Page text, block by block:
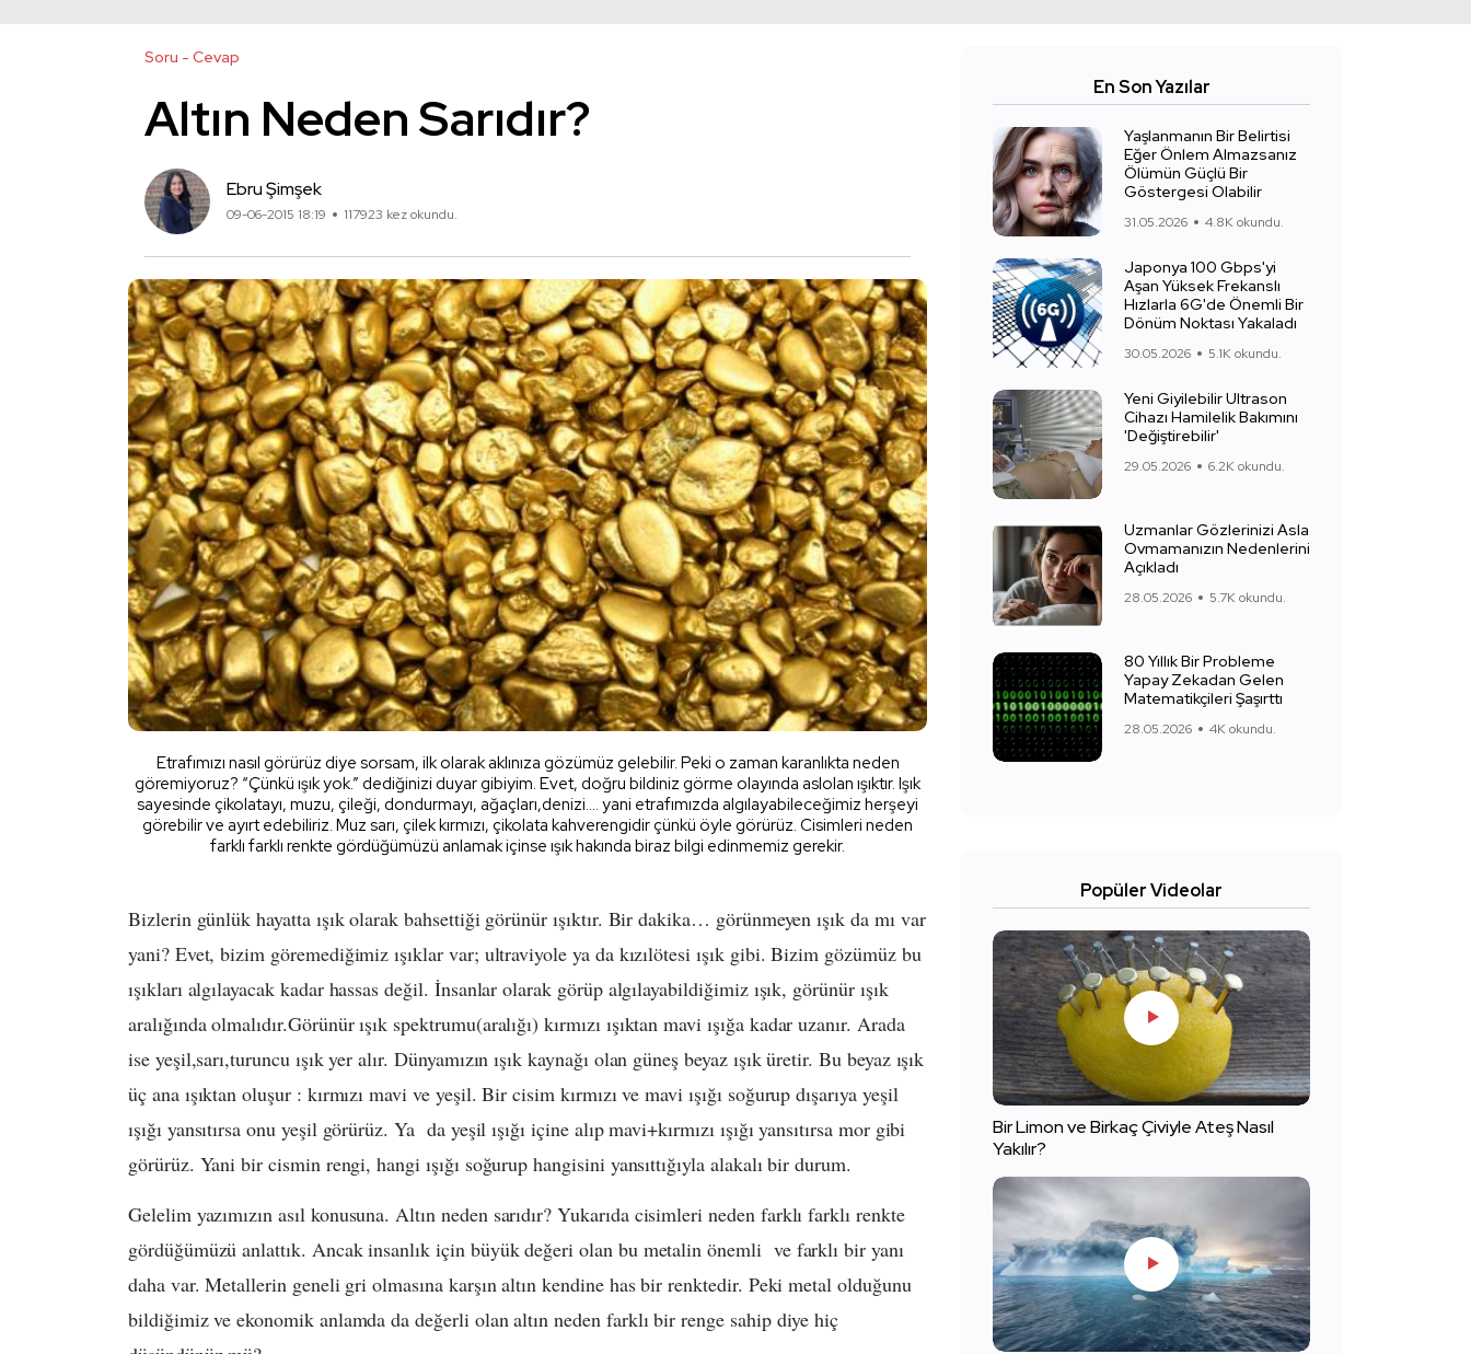
Soru - Cevap
Altın Neden Sarıdır?
Ebru Şimşek
09-06-2015 18:19 117923 kez okundu.
Etrafımızı nasıl görürüz diye sorsam, ilk olarak aklınıza gözümüz gelebilir. Peki o zaman karanlıkta neden
göremiyoruz? “Çünkü ışık yok.” dediğinizi duyar gibiyim. Evet, doğru bildiniz görme olayında aslolan ışıktır. Işık
sayesinde çikolatayı, muzu, çileği, dondurmayı, ağaçları,denizi…. yani etrafımızda algılayabileceğimiz herşeyi
görebilir ve ayırt edebiliriz. Muz sarı, çilek kırmızı, çikolata kahverengidir çünkü öyle görürüz. Cisimleri neden
farklı farklı renkte gördüğümüzü anlamak içinse ışık hakında biraz bilgi edinmemiz gerekir.
Bizlerin günlük hayatta ışık olarak bahsettiği görünür ışıktır. Bir dakika… görünmeyen ışık da mı var
yani? Evet, bizim göremediğimiz ışıklar var; ultraviyole ya da kızılötesi ışık gibi. Bizim gözümüz bu
ışıkları algılayacak kadar hassas değil. İnsanlar olarak görüp algılayabildiğimiz ışık, görünür ışık
aralığında olmalıdır.Görünür ışık spektrumu(aralığı) kırmızı ışıktan mavi ışığa kadar uzanır. Arada
ise yeşil,sarı,turuncu ışık yer alır. Dünyamızın ışık kaynağı olan güneş beyaz ışık üretir. Bu beyaz ışık
üç ana ışıktan oluşur : kırmızı mavi ve yeşil. Bir cisim kırmızı ve mavi ışığı soğurup dışarıya yeşil
ışığı yansıtırsa onu yeşil görürüz. Ya da yeşil ışığı içine alıp mavi+kırmızı ışığı yansıtırsa mor gibi
görürüz. Yani bir cismin rengi, hangi ışığı soğurup hangisini yansıttığıyla alakalı bir durum.
Gelelim yazımızın asıl konusuna. Altın neden sarıdır? Yukarıda cisimleri neden farklı farklı renkte
gördüğümüzü anlattık. Ancak insanlık için büyük değeri olan bu metalin önemli ve farklı bir yanı
daha var. Metallerin geneli gri olmasına karşın altın kendine has bir renktedir. Peki metal olduğunu
bildiğimiz ve ekonomik anlamda da değerli olan altın neden farklı bir renge sahip diye hiç
En Son Yazılar
Yaşlanmanın Bir Belirtisi
Eğer Önlem Almazsanız
Ölümün Güçlü Bir
Göstergesi Olabilir
31.05.2026 4.8K okundu.
Japonya 100 Gbps'yi
Aşan Yüksek Frekanslı
Hızlarla 6G'de Önemli Bir
Dönüm Noktası Yakaladı
30.05.2026 5.1K okundu.
Yeni Giyilebilir Ultrason
Cihazı Hamilelik Bakımını
'Değiştirebilir'
29.05.2026 6.2K okundu.
Uzmanlar Gözlerinizi Asla
Ovmamanızın Nedenlerini
Açıkladı
28.05.2026 5.7K okundu.
80 Yıllık Bir Probleme
Yapay Zekadan Gelen
Matematikçileri Şaşırttı
28.05.2026 4K okundu.
Popüler Videolar
Bir Limon ve Birkaç Çiviyle Ateş Nasıl
Yakılır?